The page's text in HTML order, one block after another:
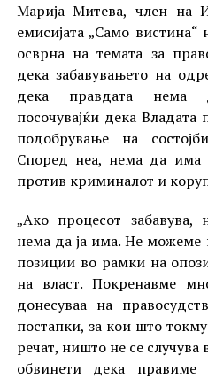
Марија Митева, член
емисијата „Само вистина“
осврна на темата за
дека забавувањето на
дека правдата нема
посочувајќи дека Владата
подобрување на
Според неа, нема да има
против криминалот и
„Ако процесот забавува,
нема да ја има. Не
позиции во рамки на
на власт. Покренавме
донесуваа на
постапки, за кои што
речат, ништо не се
обвинети дека правиме